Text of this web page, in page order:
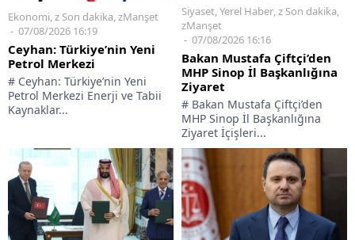
Ekonomi,z Son dakika,zManşet
07/08/2026 16:19
Ceyhan: Türkiye’nin Yeni
Petrol Merkezi
# Ceyhan: Türkiye’nin Yeni
Petrol Merkezi Enerji ve Tabii
Kaynaklar...
Siyaset,Yerel Haber,z Son dakika,
zManşet
07/08/2026 16:16
Bakan Mustafa Çiftçi’den
MHP Sinop İl Başkanlığına
Ziyaret
# Bakan Mustafa Çiftçi’den
MHP Sinop İl Başkanlığına
Ziyaret İçişleri...